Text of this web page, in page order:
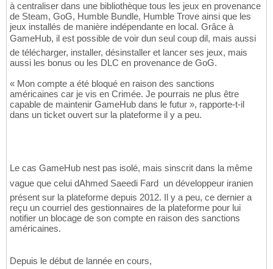
à centraliser dans une bibliothèque tous les jeux en provenance
de Steam, GoG, Humble Bundle, Humble Trove ainsi que les
jeux installés de manière indépendante en local. Grâce à
GameHub, il est possible de voir dun seul coup dil, mais aussi
de télécharger, installer, désinstaller et lancer ses jeux, mais
aussi les bonus ou les DLC en provenance de GoG.
« Mon compte a été bloqué en raison des sanctions
américaines car je vis en Crimée. Je pourrais ne plus être
capable de maintenir GameHub dans le futur », rapporte-t-il
dans un ticket ouvert sur la plateforme il y a peu.
Le cas GameHub nest pas isolé, mais sinscrit dans la même
vague que celui dAhmed Saeedi Fard  un développeur iranien
présent sur la plateforme depuis 2012. Il y a peu, ce dernier a
reçu un courriel des gestionnaires de la plateforme pour lui
notifier un blocage de son compte en raison des sanctions
américaines.
Depuis le début de lannée en cours,